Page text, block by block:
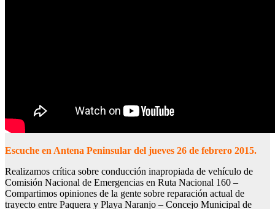
Escuche en Antena Peninsular del jueves 26 de febrero 2015.
Realizamos crítica sobre conducción inapropiada de vehículo de
Comisión Nacional de Emergencias en Ruta Nacional 160 –
Compartimos opiniones de la gente sobre reparación actual de
trayecto entre Paquera y Playa Naranjo – Concejo Municipal de